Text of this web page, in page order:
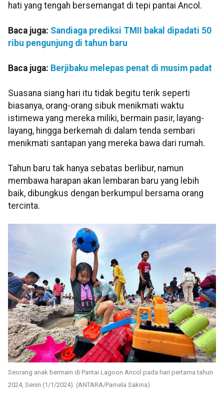
hati yang tengah bersemangat di tepi pantai Ancol.
Baca juga: Sandiaga prediksi TMII bakal dipadati 50
ribu pengunjung di tahun baru
Baca juga: Berjibaku melepas penat di musim padat
Suasana siang hari itu tidak begitu terik seperti
biasanya, orang-orang sibuk menikmati waktu
istimewa yang mereka miliki, bermain pasir, layang-
layang, hingga berkemah di dalam tenda sembari
menikmati santapan yang mereka bawa dari rumah.
Tahun baru tak hanya sebatas berlibur, namun
membawa harapan akan lembaran baru yang lebih
baik, dibungkus dengan berkumpul bersama orang
tercinta.
Seorang anak bermain di Pantai Lagoon Ancol pada hari pertama tahun
2024, Senin (1/1/2024). (ANTARA/Pamela Sakina)